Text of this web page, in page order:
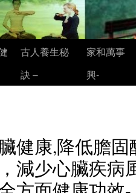
古人養生秘
訣 –
家和萬事
興-
健康,降低膽
減少心臟疾病